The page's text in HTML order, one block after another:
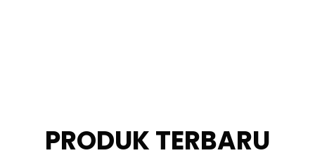
PRODUK TERBARU